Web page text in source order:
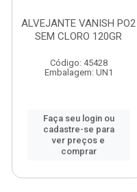
ALVEJANTE VANISH PO2
SEM CLORO 120GR
Código: 45428
Embalagem: UN1
Faça seu login ou
cadastre-se para
ver preços e
comprar